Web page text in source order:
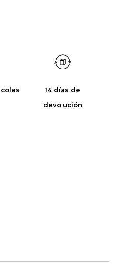
14 días de
devolución